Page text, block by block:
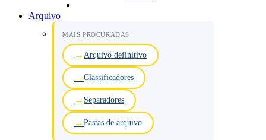
Arquivo
MAIS PROCURADAS
Arquivo definitivo
Classificadores
Separadores
Pastas de arquivo